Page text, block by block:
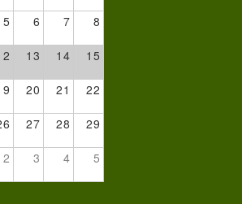
5 6 7 8
13 14 15
20 21 22
27 28 29
2 3 4 5